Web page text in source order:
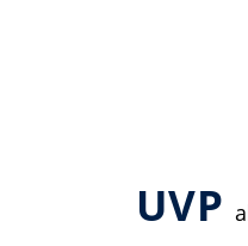
UVP